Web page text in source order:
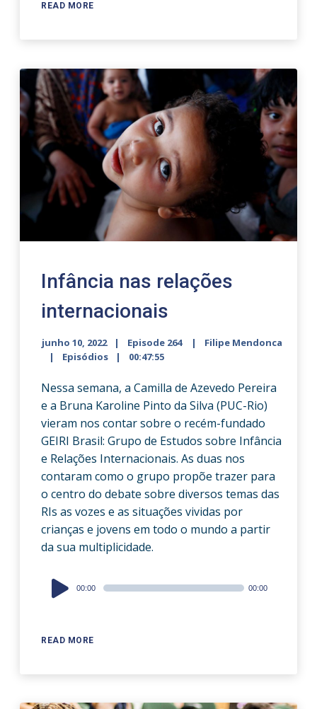
READ MORE
Infância nas relações
internacionais
junho 10, 2022 Episode 264
Filipe Mendonca
Episódios
00:47:55
Nessa semana, a Camilla de Azevedo Pereira
e a Bruna Karoline Pinto da Silva (PUC-Rio)
vieram nos contar sobre o recém-fundado
GEIRI Brasil: Grupo de Estudos sobre Infância
e Relações Internacionais. As duas nos
contaram como o grupo propõe trazer para
o centro do debate sobre diversos temas das
RIs as vozes e as situações vividas por
crianças e jovens em todo o mundo a partir
da sua multiplicidade.
READ MORE
Audio
Player
00:00 00:00